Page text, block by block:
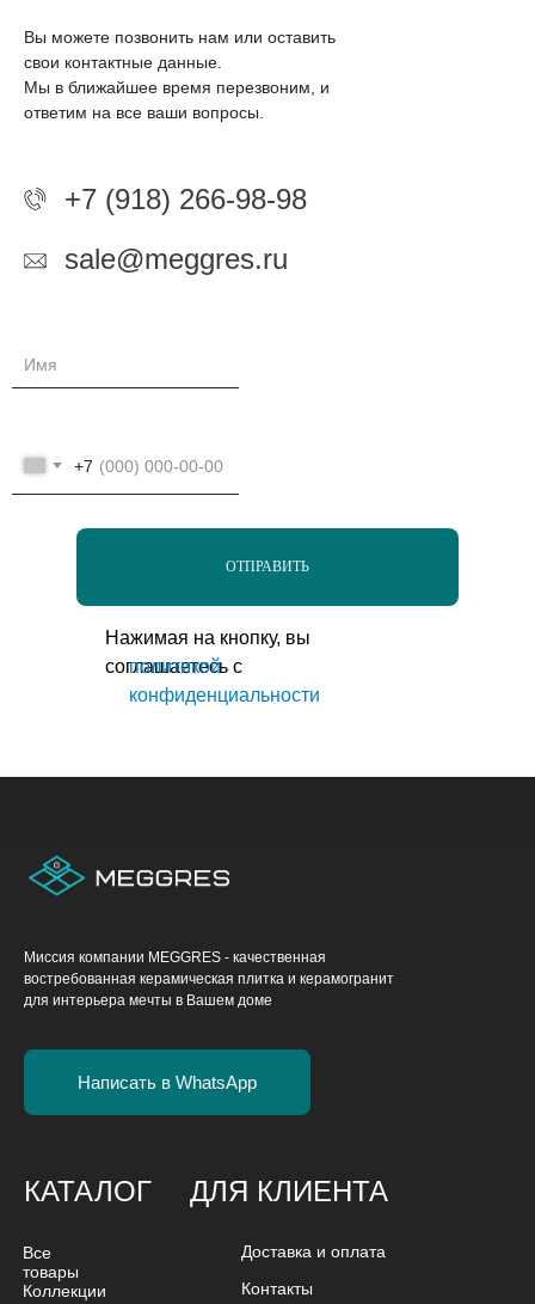
+7 (918) 266-98-98
sale@meggres.ru
Вы можете позвонить нам или оставить
свои контактные данные.
Мы в ближайшее время перезвоним, и
ответим на все ваши вопросы.
+7
ОТПРАВИТЬ
Нажимая на кнопку, вы
соглашаетесь с
политикой
конфиденциальности
КАТАЛОГ
Все
товары
ДЛЯ КЛИЕНТА
Доставка и оплата
Контакты
Коллекции
Миссия компании MEGGRES - качественная
востребованная керамическая плитка и керамогранит
для интерьера мечты в Вашем доме
Написать в WhatsApp